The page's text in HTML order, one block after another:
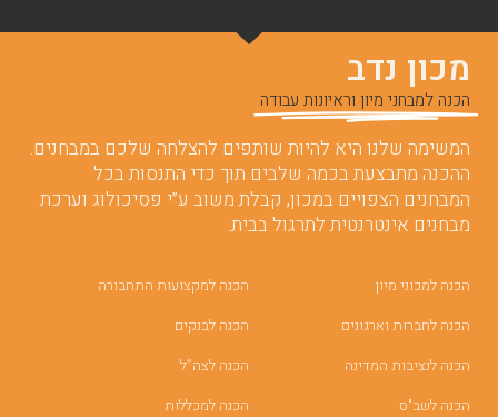
מכון נדב
הכנה למבחני מיון וראיונות עבודה
המשימה שלנו היא להיות שותפים להצלחה שלכם במבחנים.
ההכנה מתבצעת בכמה שלבים תוך כדי התנסות בכל
המבחנים הצפויים במכון, קבלת משוב ע”י פסיכולוג וערכת
מבחנים אינטרנטית לתרגול בבית.
הכנה למכוני מיון
הכנה לחברות וארגונים
הכנה לנציבות המדינה
הכנה לשב"ס
הכנה למקצועות התחבורה
הכנה לבנקים
הכנה לצה”ל
הכנה למכללות